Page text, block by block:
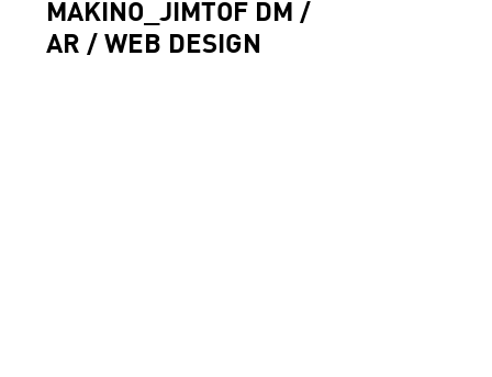
MAKINO_JIMTOF DM /
AR / WEB DESIGN